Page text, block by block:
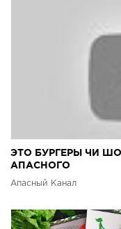
ЭТО БУРГЕРЫ ЧИ
АПАСНОГО
Апасный Канал